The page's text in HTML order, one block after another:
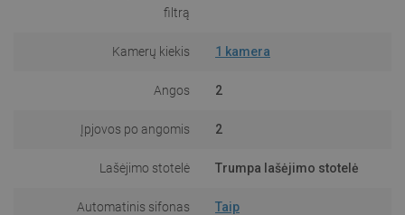
filtrą
Kamerų kiekis 1 kamera
Angos 2
Įpjovos po angomis 2
Lašėjimo stotelė Trumpa lašėjimo stotelė
Automatinis sifonas Taip